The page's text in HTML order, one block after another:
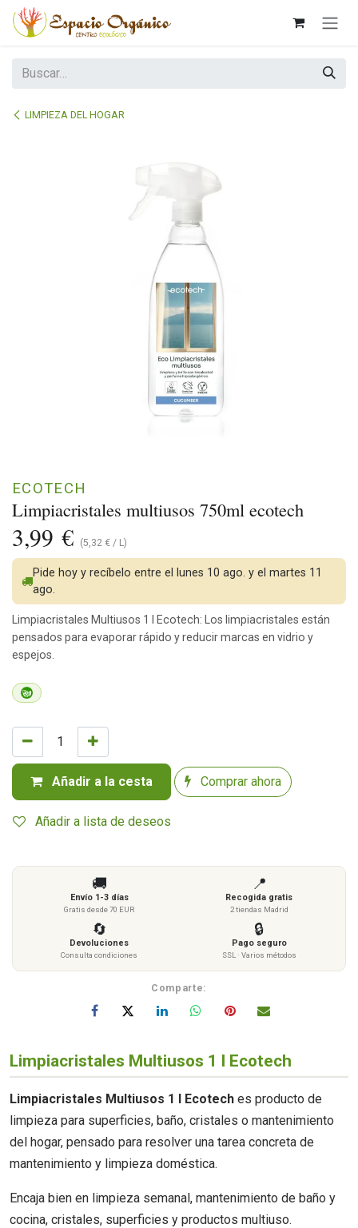
Ir al contenido
LIMPIEZA DEL HOGAR
Limpiacristales multiusos 750ml ecotech
ECOTECH
3,99 € (5,32 € / L )
Añadir a la cesta Comprar ahora
Añadir a lista de deseos
Pide hoy y recíbelo entre el lunes 10 ago. y el martes 11
ago.
Limpiacristales Multiusos 1 l Ecotech: Los limpiacristales están
pensados para evaporar rápido y reducir marcas en vidrio y
espejos.
🚚
Envío 1-3 días
Gratis desde 70 EUR
📍
Recogida gratis
2 tiendas Madrid
🔄
Devoluciones
Consulta condiciones
🔒
Pago seguro
SSL · Varios métodos
Comparte:
Limpiacristales Multiusos 1 l Ecotech
Limpiacristales Multiusos 1 l Ecotech es producto de
limpieza para superficies, baño, cristales o mantenimiento
del hogar, pensado para resolver una tarea concreta de
mantenimiento y limpieza doméstica.
Encaja bien en limpieza semanal, mantenimiento de baño y
cocina, cristales, superficies y productos multiuso.